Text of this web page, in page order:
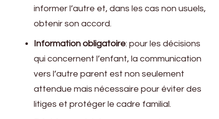
informer l’autre et, dans les cas non usuels,
obtenir son accord.
Information obligatoire: pour les décisions
qui concernent l’enfant, la communication
vers l’autre parent est non seulement
attendue mais nécessaire pour éviter des
litiges et protéger le cadre familial.